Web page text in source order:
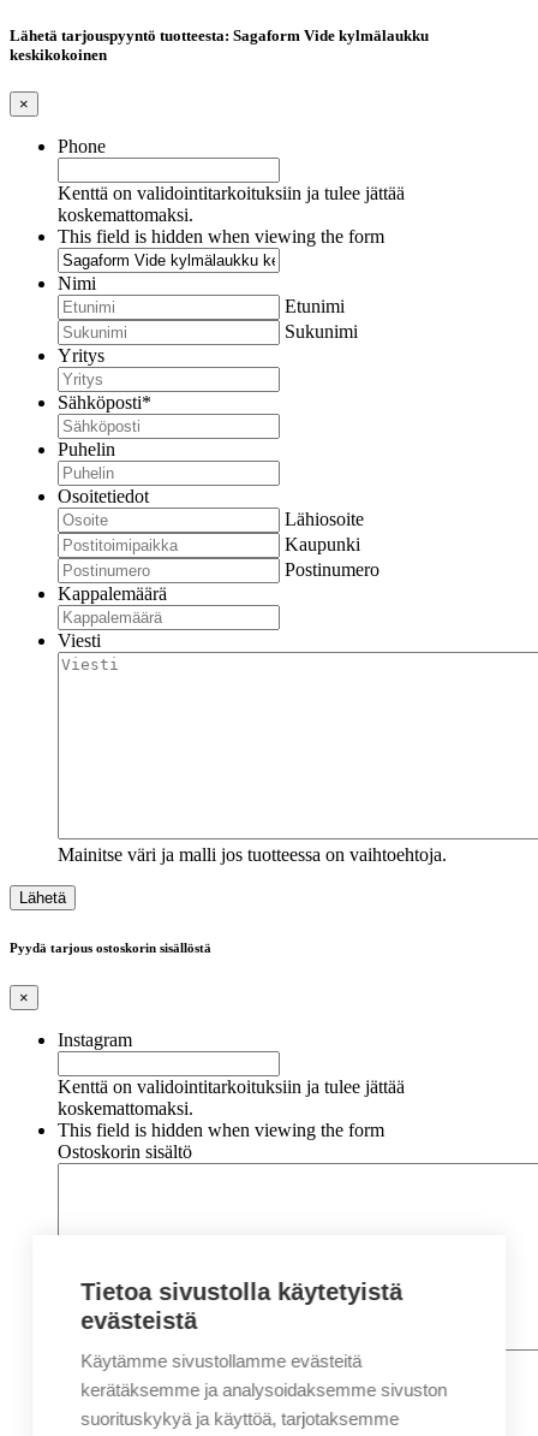
Lähetä tarjouspyyntö tuotteesta: Sagaform Vide kylmälaukku
keskikokoinen
×
Phone
Kenttä on validointitarkoituksiin ja tulee jättää
koskemattomaksi.
This field is hidden when viewing the form
Nimi
Etunimi
Sukunimi
Yritys
Sähköposti*
Puhelin
Osoitetiedot
Lähiosoite
Kaupunki
Postinumero
Kappalemäärä
Viesti
Mainitse väri ja malli jos tuotteessa on vaihtoehtoja.
Pyydä tarjous ostoskorin sisällöstä
×
Instagram
Kenttä on validointitarkoituksiin ja tulee jättää
koskemattomaksi.
This field is hidden when viewing the form
Ostoskorin sisältö
Nimi*
Etunimi
Sukunimi
Tietoa sivustolla käytetyistä
evästeistä
Käytämme sivustollamme evästeitä
kerätäksemme ja analysoidaksemme sivuston
suorituskykyä ja käyttöä, tarjotaksemme